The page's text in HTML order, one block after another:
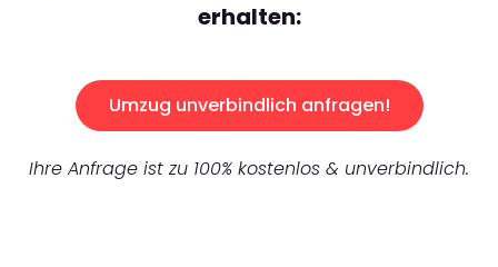
erhalten:
Umzug unverbindlich anfragen!
Ihre Anfrage ist zu 100% kostenlos & unverbindlich.